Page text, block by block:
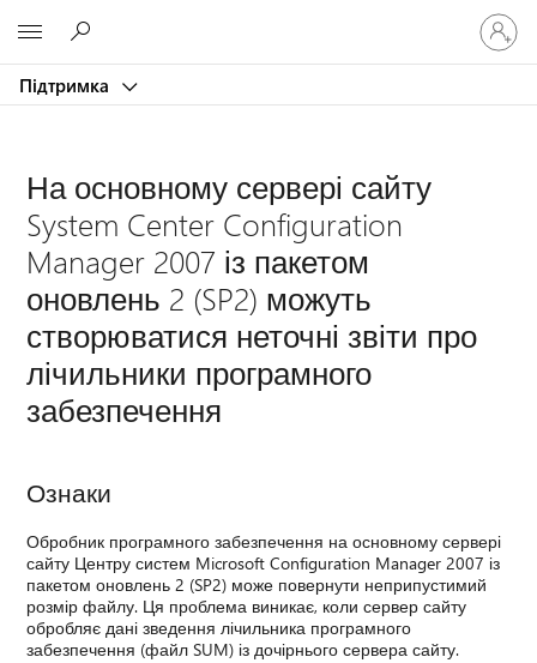
Підтримка
Увійдіть
свій
запис
На основному сервері сайту
System Center Configuration
Manager 2007 із пакетом
оновлень 2 (SP2) можуть
створюватися неточні звіти про
лічильники програмного
забезпечення
Ознаки
Обробник програмного забезпечення на основному сервері
сайту Центру систем Microsoft Configuration Manager 2007 із
пакетом оновлень 2 (SP2) може повернути неприпустимий
розмір файлу. Ця проблема виникає, коли сервер сайту
обробляє дані зведення лічильника програмного
забезпечення (файл SUM) із дочірнього сервера сайту.